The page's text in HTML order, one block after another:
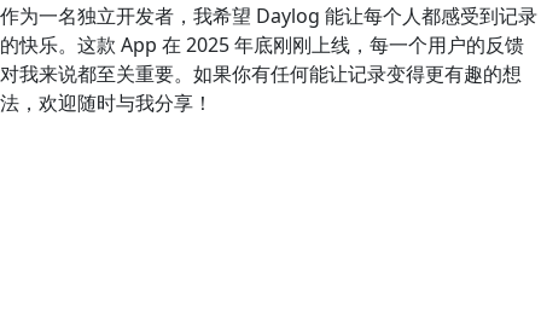
作为一名独立开发者，我希望 Daylog 能让每个人都感受到记录
的快乐。这款 App 在 2025 年底刚刚上线，每一个用户的反馈
对我来说都至关重要。如果你有任何能让记录变得更有趣的想
法，欢迎随时与我分享！